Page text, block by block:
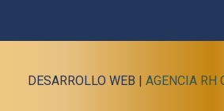
DESARROLLO WEB | AGENCIA RH